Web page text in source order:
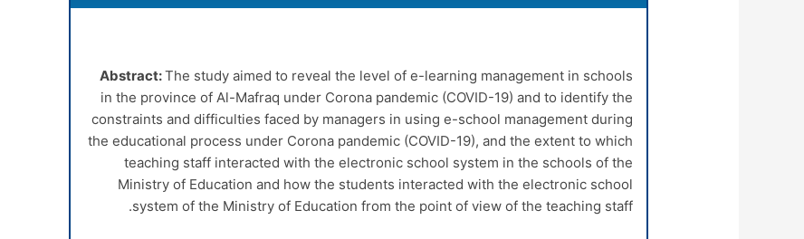
Abstract:The study aimed to reveal the level of e-learning management in schools
in the province of Al-Mafraq under Corona pandemic (COVID-19) and to identify the
constraints and difficulties faced by managers in using e-school management during
the educational process under Corona pandemic (COVID-19), and the extent to which
teaching staff interacted with the electronic school system in the schools of the
Ministry of Education and how the students interacted with the electronic school
system of the Ministry of Education from the point of view of the teaching staff.